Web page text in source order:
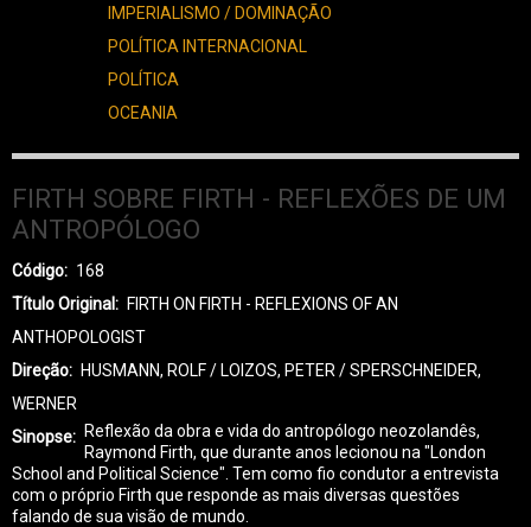
IMPERIALISMO / DOMINAÇÃO
POLÍTICA INTERNACIONAL
POLÍTICA
OCEANIA
FIRTH SOBRE FIRTH - REFLEXÕES DE UM
ANTROPÓLOGO
Código
168
Título Original
FIRTH ON FIRTH - REFLEXIONS OF AN
ANTHOPOLOGIST
Direção
HUSMANN, ROLF / LOIZOS, PETER / SPERSCHNEIDER,
WERNER
Sinopse
Reflexão da obra e vida do antropólogo neozolandês,
Raymond Firth, que durante anos lecionou na "London
School and Political Science". Tem como fio condutor a entrevista
com o próprio Firth que responde as mais diversas questões
falando de sua visão de mundo.